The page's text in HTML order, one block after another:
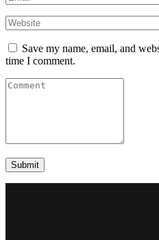
Save my name, email, and
time I comment.